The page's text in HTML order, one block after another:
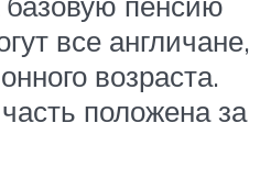
все англичане,
возраста.
положена за